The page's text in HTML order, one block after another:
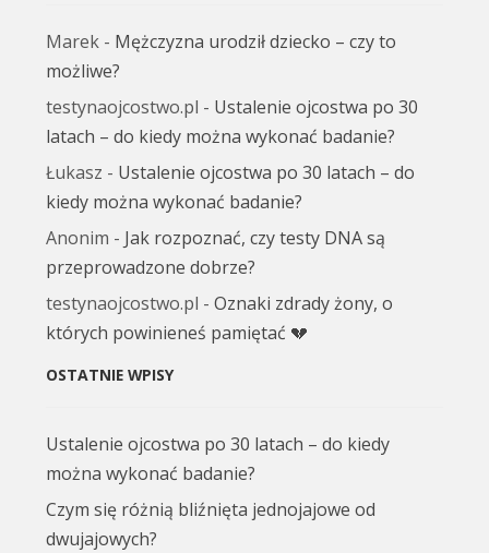
Marek - Mężczyzna urodził dziecko – czy to
możliwe?
testynaojcostwo.pl - Ustalenie ojcostwa po 30
latach – do kiedy można wykonać badanie?
Łukasz - Ustalenie ojcostwa po 30 latach – do
kiedy można wykonać badanie?
Anonim - Jak rozpoznać, czy testy DNA są
przeprowadzone dobrze?
testynaojcostwo.pl -Oznaki zdrady żony, o
których powinieneś pamiętać 💔
OSTATNIE WPISY
Ustalenie ojcostwa po 30 latach – do kiedy
można wykonać badanie?
Czym się różnią bliźnięta jednojajowe od
dwujajowych?